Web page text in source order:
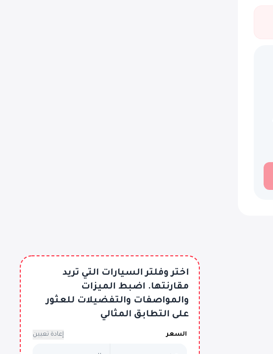
اختر وفلتر السيارات التي تريد
مقارنتها. اضبط الميزات
والمواصفات والتفضيلات للعثور
على التطابق المثالي
السعر إعادة تعيين